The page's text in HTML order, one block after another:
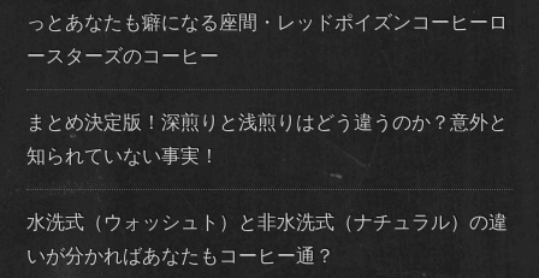
っとあなたも癖になる座間・レッドポイズンコーヒーロ
ースターズのコーヒー
まとめ決定版！深煎りと浅煎りはどう違うのか？意外と
知られていない事実！
水洗式（ウォッシュト）と非水洗式（ナチュラル）の違
いが分かればあなたもコーヒー通？